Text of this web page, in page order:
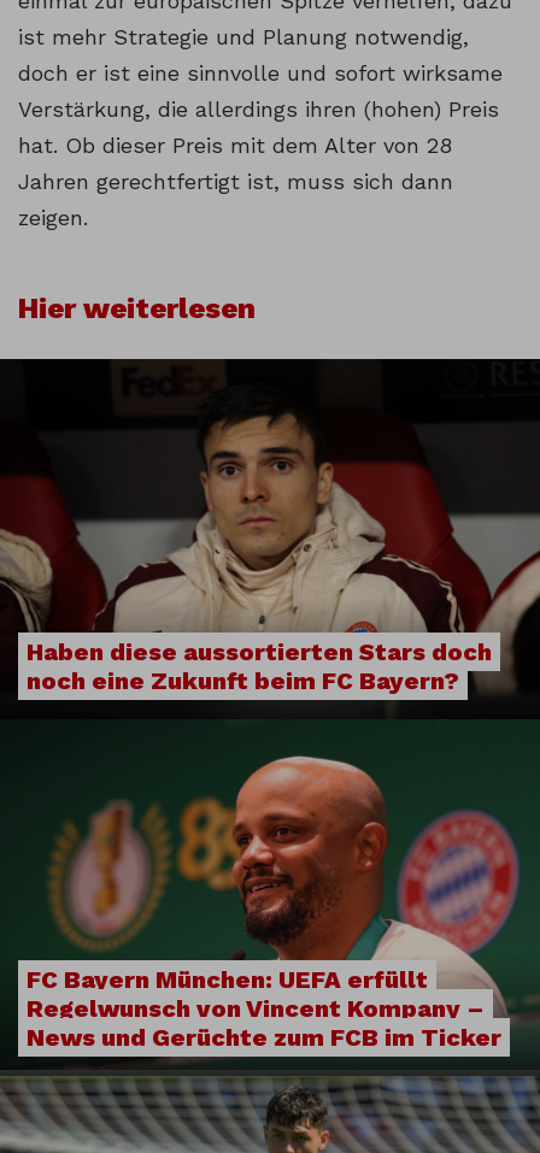
ist mehr Strategie und Planung notwendig,
doch er ist eine sinnvolle und sofort wirksame
Verstärkung, die allerdings ihren (hohen) Preis
hat. Ob dieser Preis mit dem Alter von 28
Jahren gerechtfertigt ist, muss sich dann
zeigen.
Hier weiterlesen
Haben diese aussortierten Stars doch
noch eine Zukunft beim FC Bayern?
FC Bayern München: UEFA erfüllt
Regelwunsch von Vincent Kompany –
News und Gerüchte zum FCB im Ticker